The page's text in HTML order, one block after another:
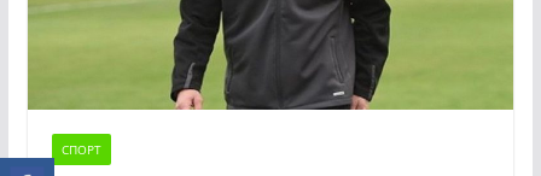
СПОРТ